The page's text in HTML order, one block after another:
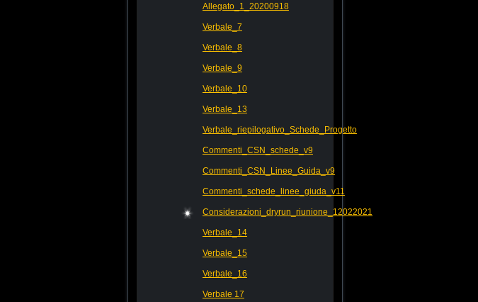
Allegato_1_20200918
Verbale_7
Verbale_8
Verbale_9
Verbale_10
Verbale_13
Verbale_riepilogativo_Schede_Progetto
Commenti_CSN_schede_v9
Commenti_CSN_Linee_Guida_v9
Commenti_schede_linee_giuda_v11
Considerazioni_dryrun_riunione_12022021
Verbale_14
Verbale_15
Verbale_16
Verbale 17